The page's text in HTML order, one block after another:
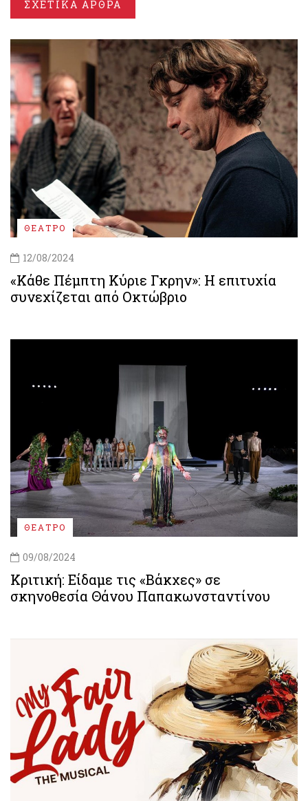
ΣΧΕΤΙΚΑ ΑΡΘΡΑ
ΘΕΑΤΡΟ
12/08/2024
«Κάθε Πέμπτη Κύριε Γκρην»: Η επιτυχία
συνεχίζεται από Οκτώβριο
ΘΕΑΤΡΟ
09/08/2024
Κριτική: Είδαμε τις «Βάκχες» σε
σκηνοθεσία Θάνου Παπακωνσταντίνου